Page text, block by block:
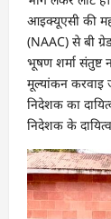
आइक्यूएसी की
(NAAC) से बी
भूषण शर्मा संतुष्ट
मूल्यांकन करवाइ
निदेशक का
निदेशक के